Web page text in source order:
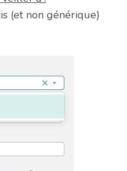
(et non générique)